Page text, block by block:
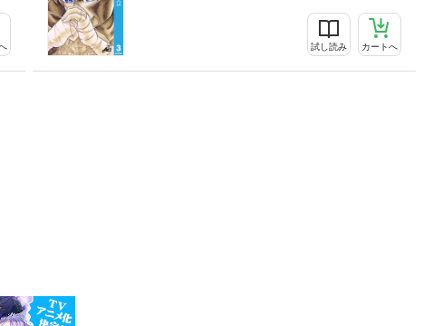
試し読み カートへ